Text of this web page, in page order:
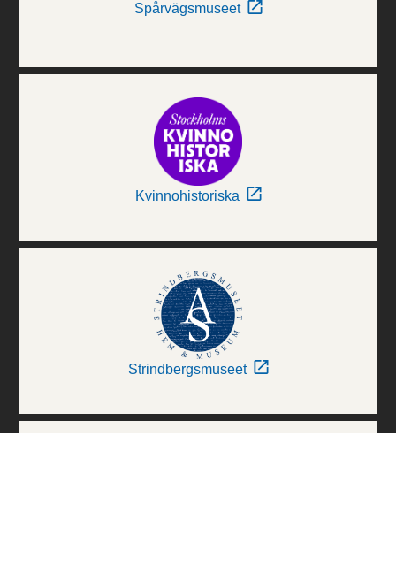
Spårvägsmuseet
Kvinnohistoriska
Strindbergsmuseet